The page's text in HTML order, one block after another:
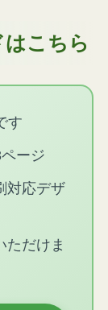
こちら
す
ージ
対応デザ
ただけま